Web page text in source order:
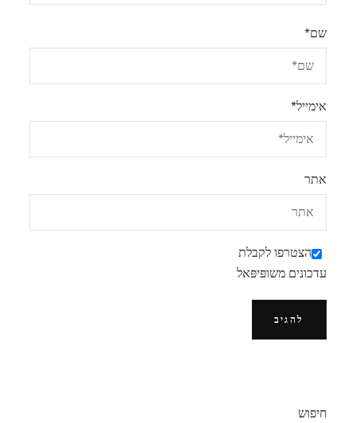
שם*
אימייל*
אתר
הצטרפו לקבלת
עדכונים משופּיפּאל
חיפוש